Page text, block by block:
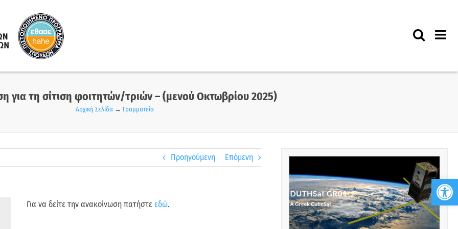
για τη σίτιση φοιτητών/τριών – (μενού Οκτωβρίου 2025)
Αρχική Σελίδα→ Γραμματεία
Προηγούμενη Επόμενη
Για να δείτε την ανακοίνωση πατήστε εδώ.